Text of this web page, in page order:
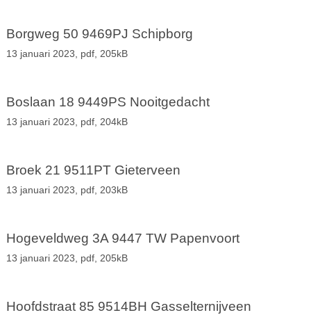
Borgweg 50 9469PJ Schipborg
13 januari 2023, pdf, 205kB
Boslaan 18 9449PS Nooitgedacht
13 januari 2023, pdf, 204kB
Broek 21 9511PT Gieterveen
13 januari 2023, pdf, 203kB
Hogeveldweg 3A 9447 TW Papenvoort
13 januari 2023, pdf, 205kB
Hoofdstraat 85 9514BH Gasselternijveen